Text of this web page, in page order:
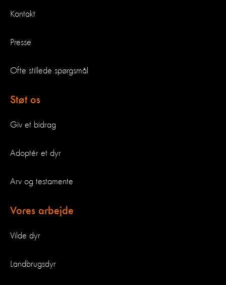
Kontakt
Presse
Ofte stillede spørgsmål
Støt os
Giv et bidrag
Adoptér et dyr
Arv og testamente
Vores arbejde
Vilde dyr
Landbrugsdyr